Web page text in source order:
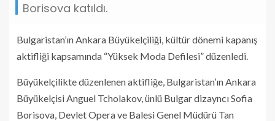
Borisova katıldı.
Bulgaristan’ın Ankara Büyükelçiliği, kültür dönemi kapanış
aktifliği kapsamında “Yüksek Moda Defilesi” düzenledi.
Büyükelçilikte düzenlenen aktifliğe, Bulgaristan’ın Ankara
Büyükelçisi Anguel Tcholakov, ünlü Bulgar dizayncı Sofia
Borisova, Devlet Opera ve Balesi Genel Müdürü Tan